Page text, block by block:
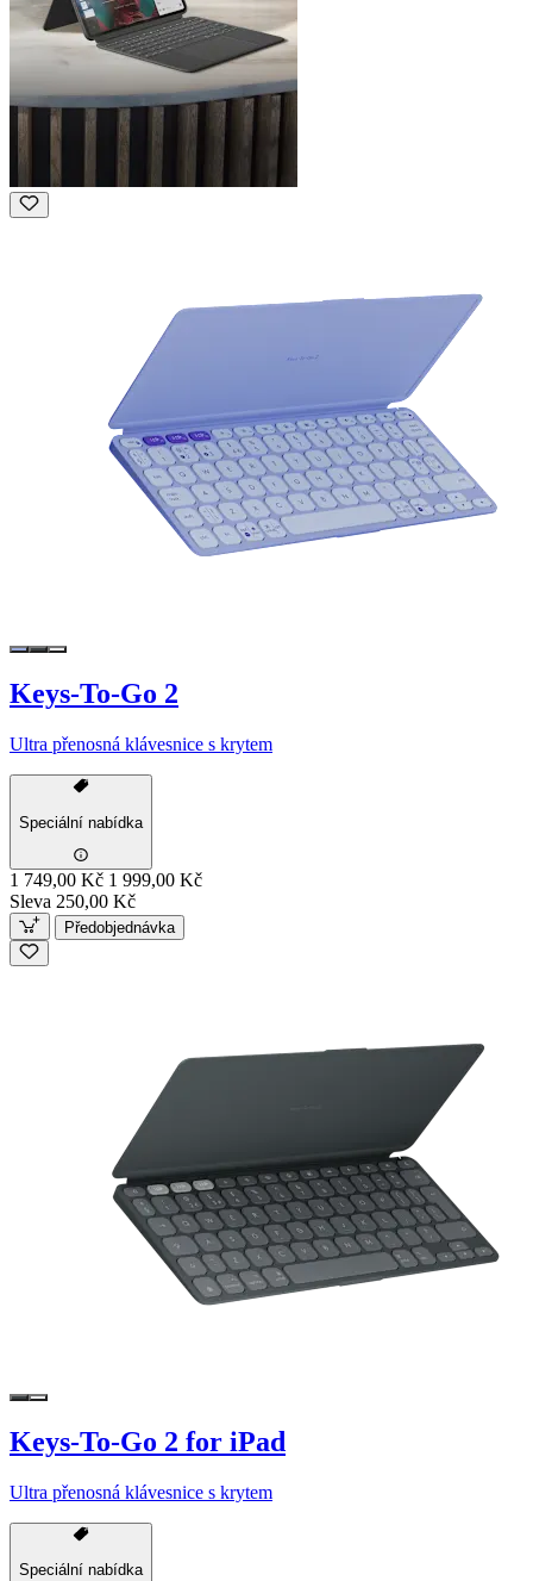
Keys-To-Go 2
Ultra přenosná klávesnice s krytem
Speciální nabídka
1 749,00 Kč 1 999,00 Kč
Sleva 250,00 Kč
Předobjednávka
Keys-To-Go 2 for iPad
Ultra přenosná klávesnice s krytem
Speciální nabídka